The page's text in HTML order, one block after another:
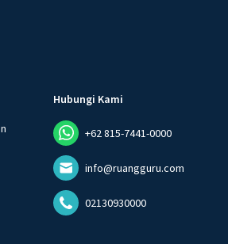
Hubungi Kami
+62 815-7441-0000
info@ruangguru.com
02130930000